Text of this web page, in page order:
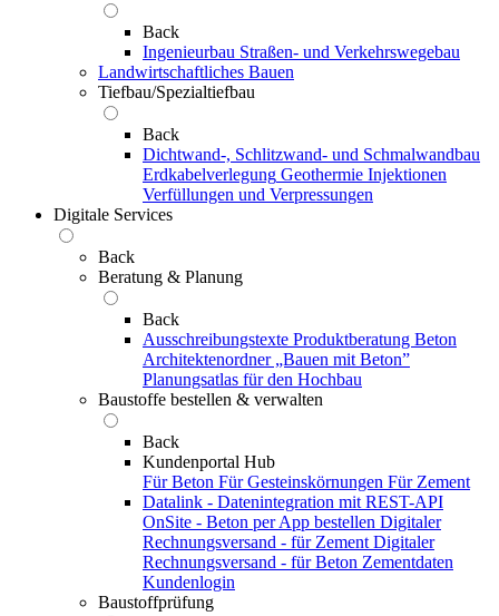
Back
Ingenieurbau Straßen- und Verkehrswegebau
Landwirtschaftliches Bauen
Tiefbau/Spezialtiefbau
Back
Dichtwand-, Schlitzwand- und Schmalwandbau
Erdkabelverlegung Geothermie Injektionen
Verfüllungen und Verpressungen
Digitale Services
Back
Beratung & Planung
Back
Ausschreibungstexte Produktberatung Beton
Architektenordner „Bauen mit Beton”
Planungsatlas für den Hochbau
Baustoffe bestellen & verwalten
Back
Kundenportal Hub
Für Beton Für Gesteinskörnungen Für Zement
Datalink - Datenintegration mit REST-API
OnSite - Beton per App bestellen Digitaler
Rechnungsversand - für Zement Digitaler
Rechnungsversand - für Beton Zementdaten
Kundenlogin
Baustoffprüfung